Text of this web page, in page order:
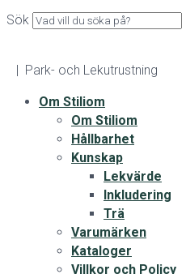
Sök
| Park- och Lekutrustning
Om Stiliom
Om Stiliom
Hållbarhet
Kunskap
Lekvärde
Inkludering
Trä
Varumärken
Kataloger
Villkor och Policy